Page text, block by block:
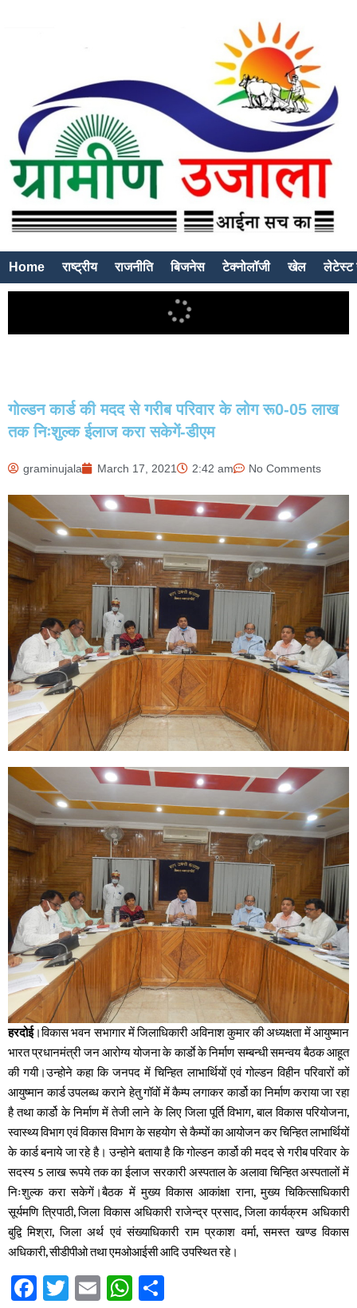
Home राष्ट्रीय राजनीति बिजनेस टेक्नोलॉजी खेल लेटेस्ट
गोल्डन कार्ड की मदद से गरीब परिवार के लोग रू0-05 लाख
तक निःशुल्क ईलाज करा सकेगें-डीएम
graminujala March 17, 2021 2:42 am No Comments
हरदोई।विकास भवन सभागार में जिलाधिकारी अविनाश कुमार की अध्यक्षता में आयुष्मान
भारत प्रधानमंत्री जन आरोग्य योजना के कार्डाे के निर्माण सम्बन्धी समन्वय बैठक आहूत
की गयी।उन्होने कहा कि जनपद में चिन्हित लाभार्थियों एवं गोल्डन विहीन परिवारों कों
आयुष्मान कार्ड उपलब्ध कराने हेतु गॉवों में कैम्प लगाकर कार्डो का निर्माण कराया जा रहा
है तथा कार्डो के निर्माण में तेजी लाने के लिए जिला पूर्ति विभाग, बाल विकास परियोजना,
स्वास्थ्य विभाग एवं विकास विभाग के सहयोग से कैम्पों का आयोजन कर चिन्हित लाभार्थियों
के कार्ड बनाये जा रहे है। उन्होने बताया है कि गोल्डन कार्डो की मदद से गरीब परिवार के
सदस्य 5 लाख रूपये तक का ईलाज सरकारी अस्पताल के अलावा चिन्हित अस्पतालों में
निःशुल्क करा सकेगें।बैठक में मुख्य विकास आकांक्षा राना, मुख्य चिकित्साधिकारी
सूर्यमणि त्रिपाठी, जिला विकास अधिकारी राजेन्द्र प्रसाद, जिला कार्यक्रम अधिकारी
बुद्वि मिश्रा, जिला अर्थ एवं संख्याधिकारी राम प्रकाश वर्मा, समस्त खण्ड विकास
अधिकारी, सीडीपीओ तथा एमओआईसी आदि उपस्थित रहे।
Facebook
Twitter
EmailWhatsApp